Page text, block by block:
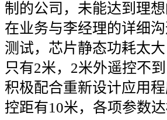
制的公司，未能达到理
在业务与李经理的详细
测试，芯片静态功耗太
只有2米，2米外遥控不
积极配合重新设计应用
控距有10米，各项参数